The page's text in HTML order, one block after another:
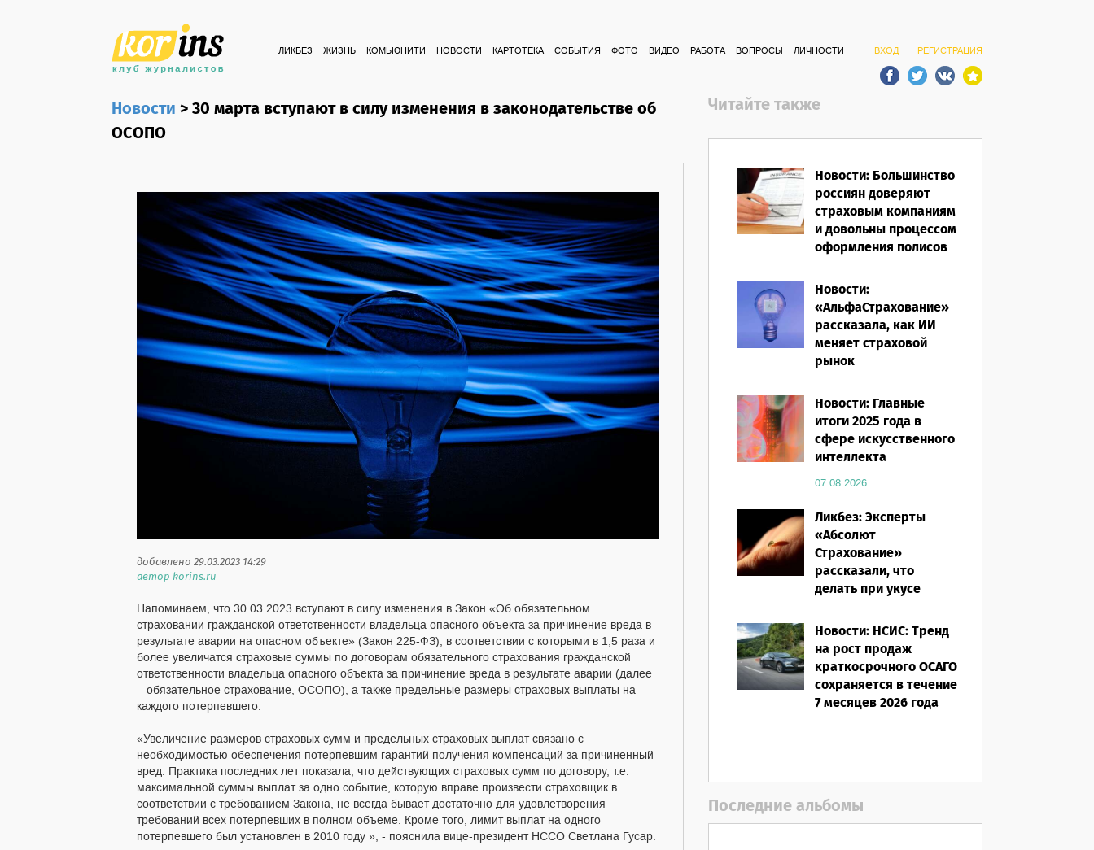
ВХОД РЕГИСТРАЦИЯ
ЛИКБЕЗ ЖИЗНЬ КОМЬЮНИТИ НОВОСТИ КАРТОТЕКА СОБЫТИЯ ФОТО ВИДЕО РАБОТА ВОПРОСЫ ЛИЧНОСТИ
Новости>30 марта вступают в силу изменения в законодательстве об
ОСОПО
добавлено 29.03.2023 14:29
автор korins.ru
Напоминаем, что 30.03.2023 вступают в силу изменения в Закон «Об обязательном
страховании гражданской ответственности владельца опасного объекта за причинение вреда в
результате аварии на опасном объекте» (Закон 225-ФЗ), в соответствии с которыми в 1,5 раза и
более увеличатся страховые суммы по договорам обязательного страхования гражданской
ответственности владельца опасного объекта за причинение вреда в результате аварии (далее
– обязательное страхование, ОСОПО), а также предельные размеры страховых выплаты на
каждого потерпевшего.
«Увеличение размеров страховых сумм и предельных страховых выплат связано с
необходимостью обеспечения потерпевшим гарантий получения компенсаций за причиненный
вред. Практика последних лет показала, что действующих страховых сумм по договору, т.е.
максимальной суммы выплат за одно событие, которую вправе произвести страховщик в
соответствии с требованием Закона, не всегда бывает достаточно для удовлетворения
требований всех потерпевших в полном объеме. Кроме того, лимит выплат на одного
потерпевшего был установлен в 2010 году », - пояснила вице-президент НССО Светлана Гусар.
Читайте также
Новости: Большинство
россиян доверяют
страховым компаниям
и довольны процессом
оформления полисов
Новости:
«АльфаСтрахование»
рассказала, как ИИ
меняет страховой
рынок
Новости: Главные
итоги 2025 года в
сфере искусственного
интеллекта
07.08.2026
Ликбез: Эксперты
«Абсолют
Страхование»
рассказали, что
делать при укусе
путешествии
07.08.2026
Новости: НСИС: Тренд
на рост продаж
краткосрочного ОСАГО
сохраняется в течение
7 месяцев 2026 года
Последние альбомы